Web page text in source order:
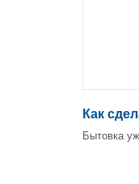
Как
Бытовка